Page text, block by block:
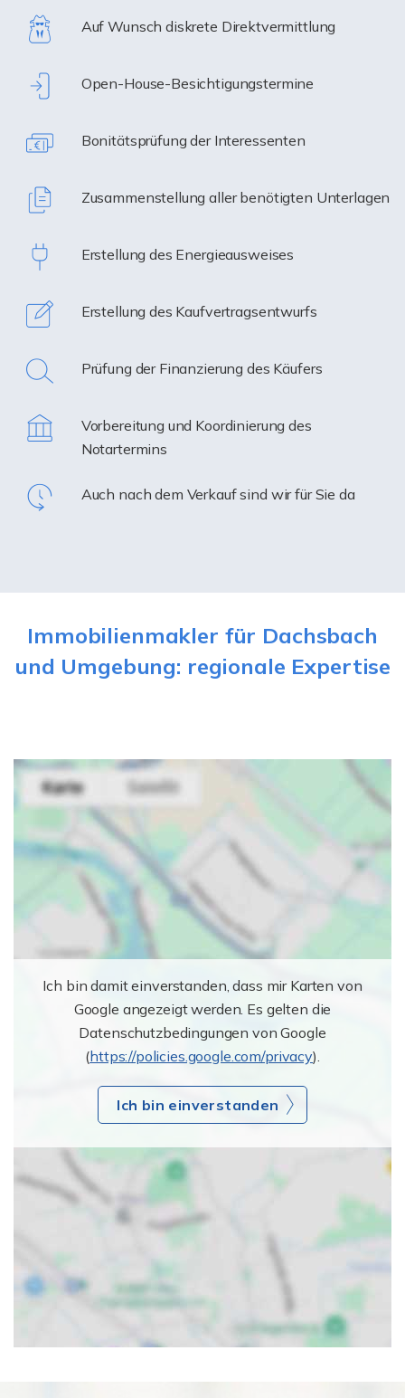
Auf Wunsch diskrete Direktvermittlung
Open-House-Besichtigungstermine
Bonitätsprüfung der Interessenten
Zusammenstellung aller benötigten Unterlagen
Erstellung des Energieausweises
Erstellung des Kaufvertragsentwurfs
Prüfung der Finanzierung des Käufers
Vorbereitung und Koordinierung des
Notartermins
Auch nach dem Verkauf sind wir für Sie da
Immobilienmakler für Dachsbach
und Umgebung: regionale Expertise
Ich bin damit einverstanden, dass mir Karten von
Google angezeigt werden. Es gelten die
Datenschutzbedingungen von Google
(https://policies.google.com/privacy).
Ich bin einverstanden